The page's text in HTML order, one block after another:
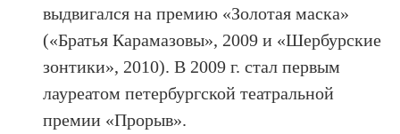
выдвигался на премию «Золотая маска»
(«Братья Карамазовы», 2009 и «Шербурские
зонтики», 2010). В 2009 г. стал первым
лауреатом петербургской театральной
премии «Прорыв».